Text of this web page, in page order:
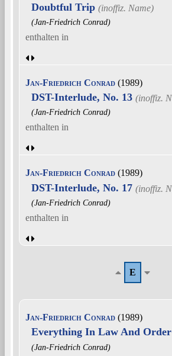
Doubtful Trip
(Jan-Friedrich Conrad)
enthalten in
Jan-Friedrich Conrad (1989)
DST-Interlude, No. 13
(Jan-Friedrich Conrad)
enthalten in
Jan-Friedrich Conrad (1989)
DST-Interlude, No. 17
(Jan-Friedrich Conrad)
enthalten in
E
Jan-Friedrich Conrad (1989)
Everything In Law And Order
(Jan-Friedrich Conrad)